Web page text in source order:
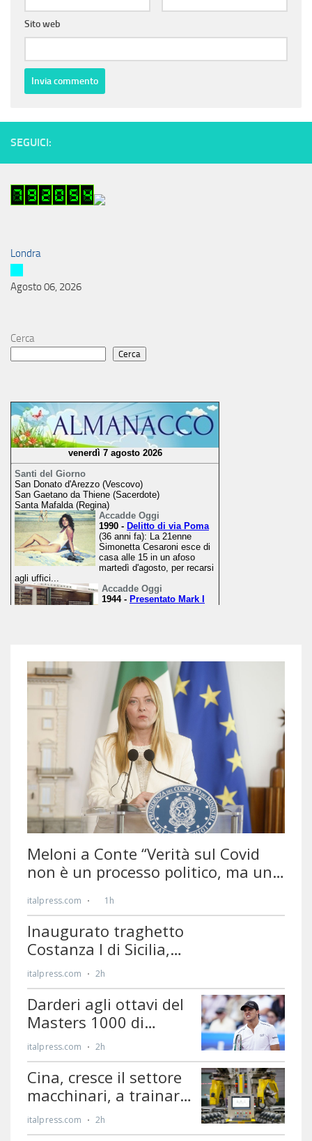
Sito web
SEGUICI:
Londra
Agosto 06, 2026
Cerca
Cerca